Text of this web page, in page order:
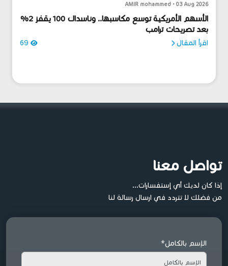
AMIR mohammed • 03 Aug 2026
الأسهم الأمريكية توسع مكاسبها.. وناسداك 100 يقفز 2%
بعد تصريحات ترامب
اقرأ المقال
تواصل معنا
إذا كان لديك أي إستفسارات...
من فضلك لا تتردد في ارسال رسالة لنا
الإسم بالكامل*